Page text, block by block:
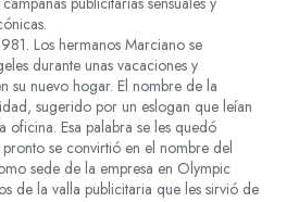
Los hermanos Marciano se
durante unas vacaciones y
su nuevo hogar. El nombre de la
sugerido por un eslogan que leían
oficina. Esa palabra se les quedó
se convirtió en el nombre del
sede de la empresa en Olympic
de la valla publicitaria que les sirvió de